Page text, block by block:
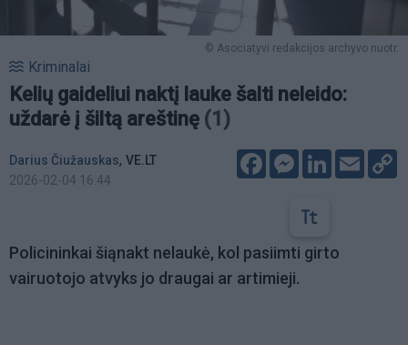
© Asociatyvi redakcijos archyvo nuotr.
Kriminalai
Kelių gaideliui naktį lauke šalti neleido:
uždarė į šiltą areštinę (1)
Darius Čiužauskas, VE.LT
2026-02-04 16:44
FacebookMessenger
LinkedIn
Email
Policininkai šiąnakt nelaukė, kol pasiimti girto
vairuotojo atvyks jo draugai ar artimieji.